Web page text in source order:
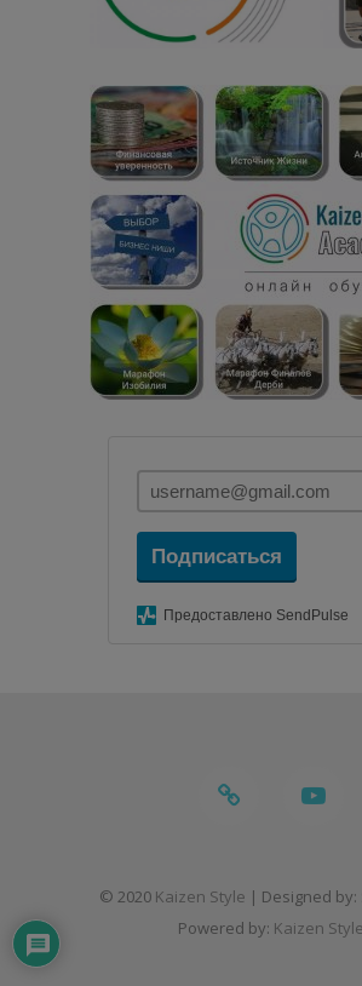
Подписаться
Предоставлено SendPulse
telegram
© 2020 Kaizen Style | Designed by:
Powered by: Kaizen Style